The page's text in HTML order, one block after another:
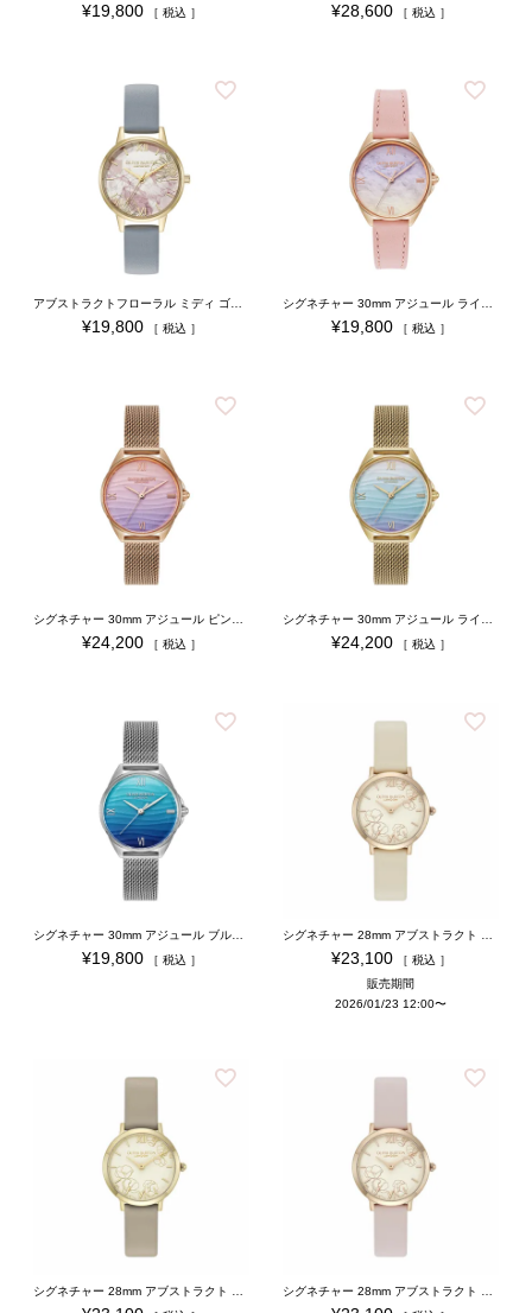
¥19,800 税込 ¥28,600 税込
アブストラクトフローラル ミディ ゴールド チョークブルー レザー
¥19,800 税込
シグネチャー 30mm アジュール ライトバイオレット ローズゴールド ＆ メロウローズ レザー
¥19,800 税込
シグネチャー 30mm アジュール ピンク パープル & ローズゴールド メッシュ
¥24,200 税込
シグネチャー 30mm アジュール ライトブルー & ゴールド メッシュ
¥24,200 税込
シグネチャー 30mm アジュール ブルー & シルバー メッシュ
¥19,800 税込
シグネチャー 28mm アブストラクト フローラル クリームレザー
¥23,100
税込
販売期間
2026/01/23 12:00〜
シグネチャー 28mm アブストラクト フローラル トープレザー シグネチャー 28mm アブストラクト フローラル プリムローズレザー